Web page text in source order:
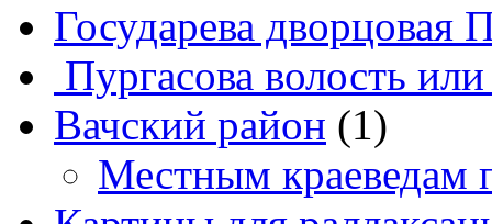
Государева дворцовая
Пургасова волость
Вачский район (1)
Местным краеведам